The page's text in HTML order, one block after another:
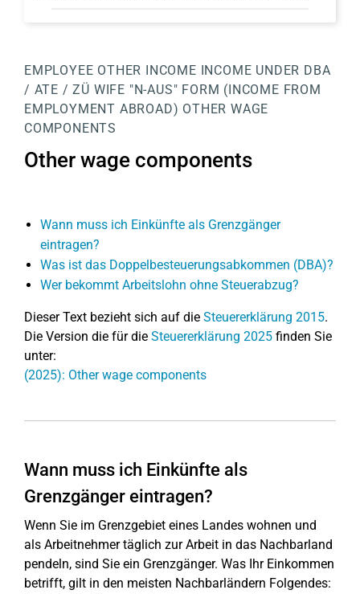
EMPLOYEE OTHER INCOME INCOME UNDER DBA
/ ATE / ZÜ WIFE "N-AUS" FORM (INCOME FROM
EMPLOYMENT ABROAD) OTHER WAGE
COMPONENTS
Other wage components
Wann muss ich Einkünfte als Grenzgänger
eintragen?
Was ist das Doppelbesteuerungsabkommen (DBA)?
Wer bekommt Arbeitslohn ohne Steuerabzug?
Dieser Text bezieht sich auf die Steuererklärung 2015.
Die Version die für die Steuererklärung 2025 finden Sie
unter:
(2025): Other wage components
Wann muss ich Einkünfte als
Grenzgänger eintragen?
Wenn Sie im Grenzgebiet eines Landes wohnen und
als Arbeitnehmer täglich zur Arbeit in das Nachbarland
pendeln, sind Sie ein Grenzgänger. Was Ihr Einkommen
betrifft, gilt in den meisten Nachbarländern Folgendes: